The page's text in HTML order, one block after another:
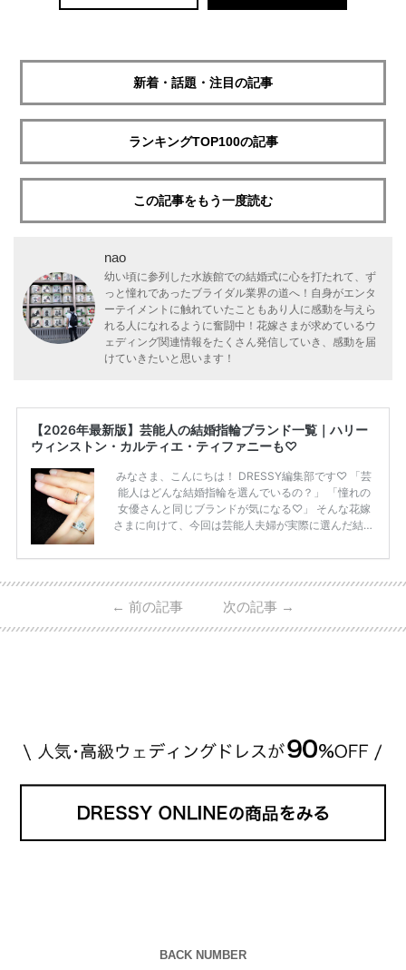
新着・話題・注目の記事
ランキングTOP100の記事
この記事をもう一度読む
nao
幼い頃に参列した水族館での結婚式に心を打たれて、ず
っと憧れであったブライダル業界の道へ！自身がエンタ
ーテイメントに触れていたこともあり人に感動を与えら
れる人になれるように奮闘中！花嫁さまが求めているウ
ェディング関連情報をたくさん発信していき、感動を届
けていきたいと思います！
【2026年最新版】芸能人の結婚指輪ブランド一覧｜ハリー
ウィンストン・カルティエ・ティファニーも♡
みなさま、こんにちは！ DRESSY編集部です♡ 「芸
能人はどんな結婚指輪を選んでいるの？」 「憧れの
女優さんと同じブランドが気になる♡」 そんな花嫁
さまに向けて、今回は芸能人夫婦が実際に選んだ結婚
ーウィンストンやカルティエ、ティファニーなど世界
日本で人気のブランドまで幅広くご紹介。 さらに、
・愛用している芸能人夫婦 ・リングの特徴や魅力 ・
← 前の記事 次の記事 →
BACK NUMBER